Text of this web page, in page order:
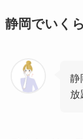
静岡でいく
静
放